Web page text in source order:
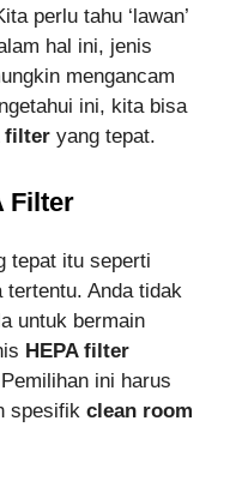
perlu tahu ‘lawan’
hal ini, jenis
mengancam
ini, kita bisa
filter yang tepat.
Filter
tepat itu seperti
tertentu. Anda tidak
untuk bermain
HEPA filter
ini harus
spesifik clean room